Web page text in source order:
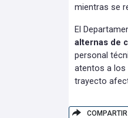
mientras se
El
alternas de
personal
atentos a los
trayecto
COMPARTIR